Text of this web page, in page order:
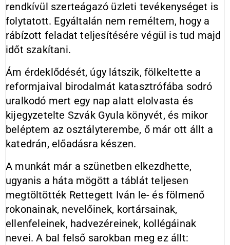
rendkívül szerteágazó üzleti tevékenységet is
folytatott. Egyáltalán nem reméltem, hogy a
rábízott feladat teljesítésére végül is tud majd
időt szakítani.
Ám érdeklődését, úgy látszik, fölkeltette a
reformjaival birodalmát katasztrófába sodró
uralkodó mert egy nap alatt elolvasta és
kijegyzetelte Szvák Gyula könyvét, és mikor
beléptem az osztályterembe, ő már ott állt a
katedrán, előadásra készen.
A munkát már a szünetben elkezdhette,
ugyanis a háta mögött a táblát teljesen
megtöltötték Rettegett Iván le- és fölmenő
rokonainak, nevelőinek, kortársainak,
ellenfeleinek, hadvezéreinek, kollégáinak
nevei. A bal felső sarokban meg ez állt: